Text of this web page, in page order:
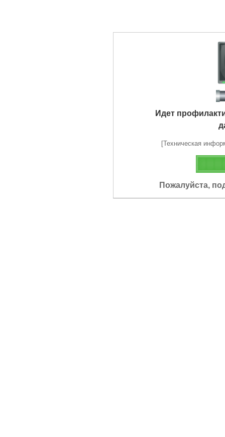
Идет
[Техническая
Пожалуйста,